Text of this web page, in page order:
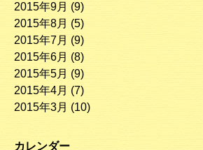
2015年9月 (9)
2015年8月 (5)
2015年7月 (9)
2015年6月 (8)
2015年5月 (9)
2015年4月 (7)
2015年3月 (10)
カレンダー